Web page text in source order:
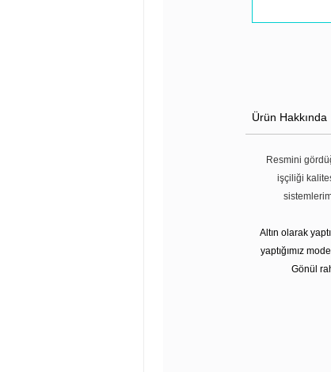
Ürün Hakkında
Resmini
işçiliği
Altın olarak
yaptığımız
Gönül